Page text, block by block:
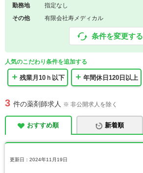
勤務地
指定なし
その他
有限会社寿メディカル
条件を変更する
人気のこだわり条件を追加する
残業月10ｈ以下 年間休日120日以上
3 件の薬剤師求人 ※ 非公開求人を除く
おすすめ順 新着順
更新日：2024年11月19日